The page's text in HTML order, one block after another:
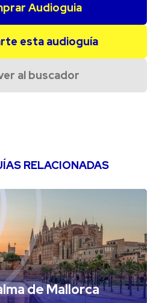
Audioguia
esta audioguía
al buscador
RELACIONADAS
de Mallorca